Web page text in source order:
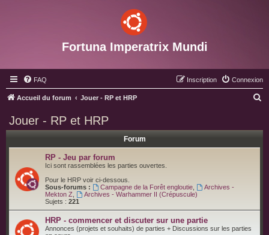
Fortuna Imperatrix Mundi
FAQ Connexion
Inscription
Accueil du forum Jouer - RP et HRP
Jouer - RP et HRP
Forum
RP - Jeu par forum
Ici sont rassemblées les parties ouvertes.
Pour le HRP voir ci-dessous.
Sous-forums :
Campagne de la Forêt engloutie,
Archives -
Mekton Z
Archives - Warhammer II (Crépuscule)
Sujets : 221
HRP - commencer et discuter sur une partie
Annonces (projets et souhaits) de parties + Discussions sur les parties